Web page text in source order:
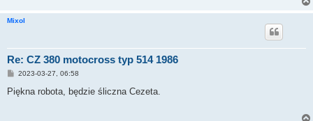
Mixol
Re: CZ 380 motocross typ 514 1986
P
s
2023-03-27, 06:58
Piękna robota, będzie śliczna Cezeta.